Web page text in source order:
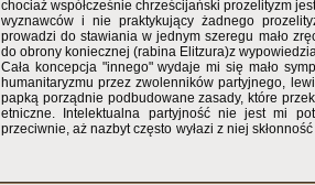
chociaż współcześnie chrześcijański prozelityzm
wyznawców i nie praktykujący żadnego
prowadzi do stawiania w jednym szeregu mało zręcznej i mało
do obrony koniecznej (rabina Elitzura)z
Cała koncepcja "innego" wydaje mi się mało
humanitaryzmu przez zwolenników partyjnego,
papką porządnie podbudowane zasady, które
etniczne. Intelektualna partyjność nie jest mi
przeciwnie, aż nazbyt często wyłazi z niej